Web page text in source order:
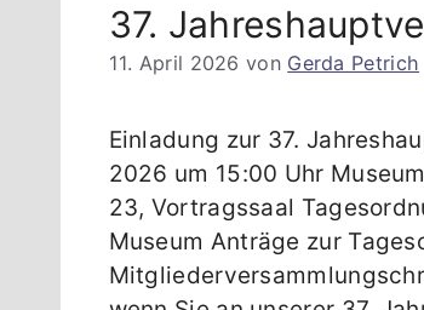
37.
11. April 2026 von Gerda Petrich
Einladung zur 37.
2026 um 15:00 Uhr
23, Vortragssaal
Museum Anträge zur